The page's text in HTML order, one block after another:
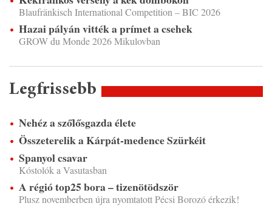
Blaufränkisch International Competition – BIC 2026
Hazai pályán vitték a prímet a csehek
GROW du Monde 2026 Mikulovban
Legfrissebb
Nehéz a szőlősgazda élete
Összeterelik a Kárpát-medence Szürkéit
Spanyol csavar
Kóstolók a Vasutasban
A régió top25 bora – tizenötödször
Plusz novemberben újra nyomtatott Pécsi Borozó érkezik!